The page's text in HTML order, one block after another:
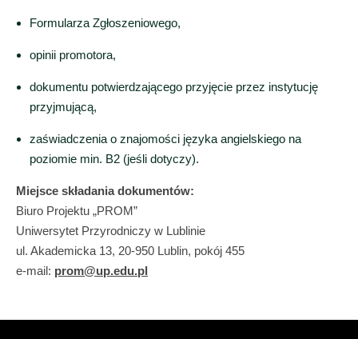
Formularza Zgłoszeniowego,
opinii promotora,
dokumentu potwierdzającego przyjęcie przez instytucję
przyjmującą,
zaświadczenia o znajomości języka angielskiego na
poziomie min. B2 (jeśli dotyczy).
Miejsce składania dokumentów:
Biuro Projektu „PROM”
Uniwersytet Przyrodniczy w Lublinie
ul. Akademicka 13, 20-950 Lublin, pokój 455
e-mail: prom@up.edu.pl